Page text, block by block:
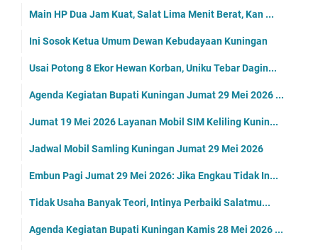
Main HP Dua Jam Kuat, Salat Lima Menit Berat, Kan ...
Ini Sosok Ketua Umum Dewan Kebudayaan Kuningan
Usai Potong 8 Ekor Hewan Korban, Uniku Tebar Dagin...
Agenda Kegiatan Bupati Kuningan Jumat 29 Mei 2026 ...
Jumat 19 Mei 2026 Layanan Mobil SIM Keliling Kunin...
Jadwal Mobil Samling Kuningan Jumat 29 Mei 2026
Embun Pagi Jumat 29 Mei 2026: Jika Engkau Tidak In...
Tidak Usaha Banyak Teori, Intinya Perbaiki Salatmu...
Agenda Kegiatan Bupati Kuningan Kamis 28 Mei 2026 ...